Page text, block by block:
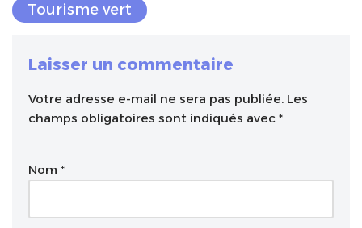
Tourisme vert
Laisser un commentaire
Votre adresse e-mail ne sera pas publiée. Les
champs obligatoires sont indiqués avec *
Nom *
A
l
r
a